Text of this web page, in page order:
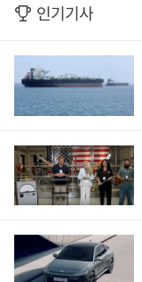
인기기사